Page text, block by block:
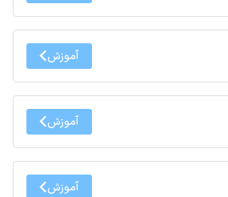
آموزش
آموزش
آموزش